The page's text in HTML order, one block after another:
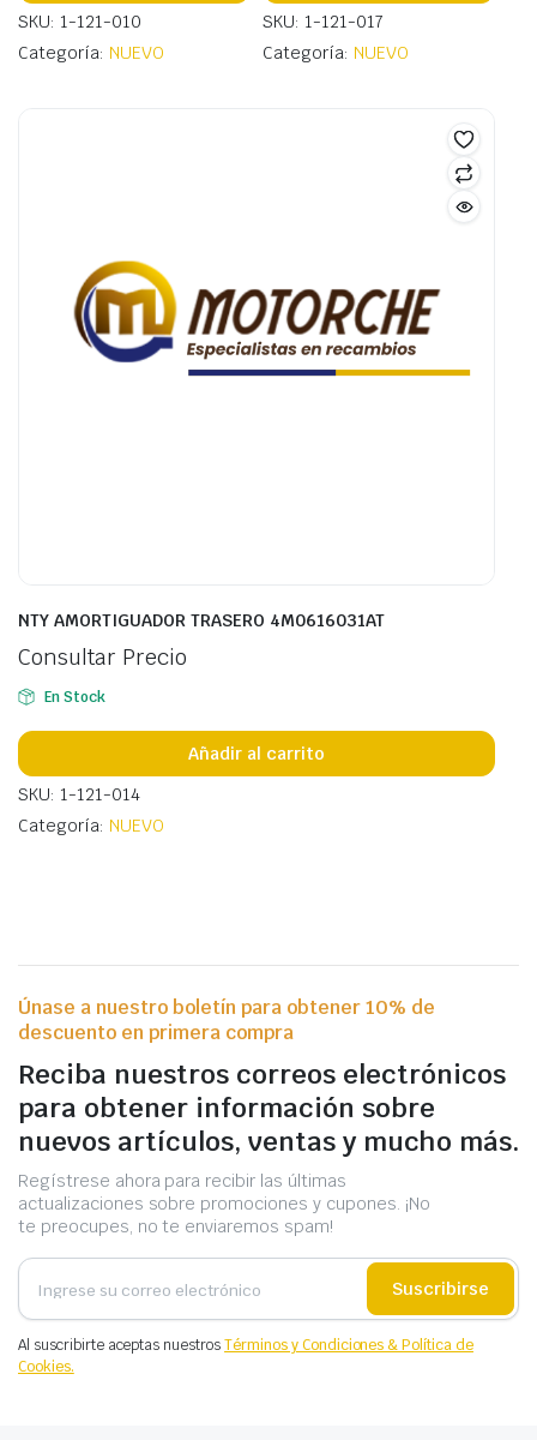
SKU: 1-121-010
Categoría: NUEVO
SKU: 1-121-017
Categoría: NUEVO
NTY AMORTIGUADOR TRASERO 4M0616031AT
Consultar Precio
En Stock
Añadir al carrito
SKU: 1-121-014
Categoría: NUEVO
Únase a nuestro boletín para obtener 10% de
descuento en primera compra
Reciba nuestros correos electrónicos
para obtener información sobre
nuevos artículos, ventas y mucho más.
Regístrese ahora para recibir las últimas
actualizaciones sobre promociones y cupones. ¡No
te preocupes, no te enviaremos spam!
Suscribirse
Al suscribirte aceptas nuestrosTérminos y Condiciones & Política de
Cookies.